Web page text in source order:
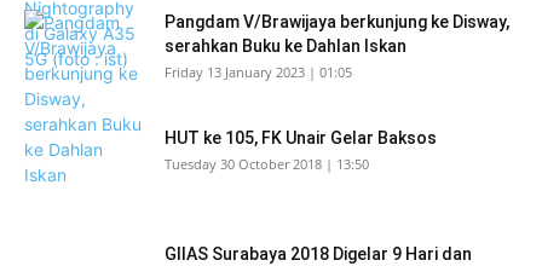
Pangdam V/Brawijaya berkunjung ke Disway,
serahkan Buku ke Dahlan Iskan
Friday 13 January 2023 | 01:05
HUT ke 105, FK Unair Gelar Baksos
Tuesday 30 October 2018 | 13:50
GIIAS Surabaya 2018 Digelar 9 Hari dan